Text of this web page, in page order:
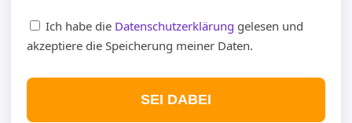
Ich habe die Datenschutzerklärung gelesen und
akzeptiere die Speicherung meiner Daten.
SEI DABEI